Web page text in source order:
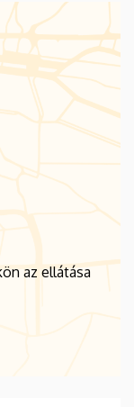
az ellátása